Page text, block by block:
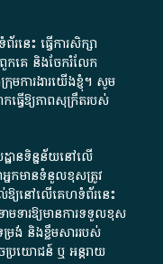
នេះ ធ្វើការសិក្សា
ពួកគេ និងចែករំលែក
មការងារយើងខ្ញុំ។ សូម
វើឱ្យភាពសុក្រឹតរបស់
ឋានទិន្នន័យនៅលើ
នកមានទំនួលខុសត្រូវ
ឱ្យនៅលើគេហទំព័រនេះ
មទារ​ឱ្យមានការទទួលខុស​
ម្រង់ និងខ្លឹមសាររបស់
ប្រយោជន៍ ឬ អន្តរាយ